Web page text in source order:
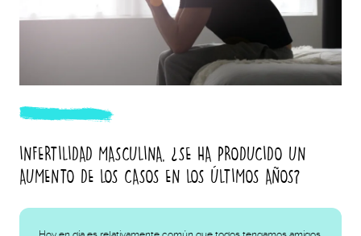
INFERTILIDAD MASCULINA, ¿SE HA PRODUCIDO UN
AUMENTO DE LOS CASOS EN LOS ÚLTIMOS AÑOS?